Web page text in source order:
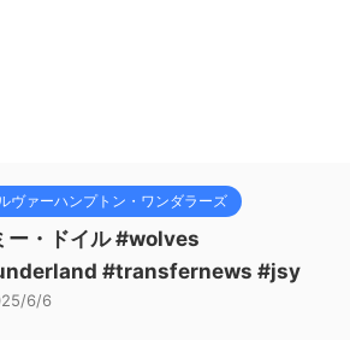
ヴァーハンプトン・ワンダラーズ
ー・ドイル #wolves
#transfernews #jsy
6/6